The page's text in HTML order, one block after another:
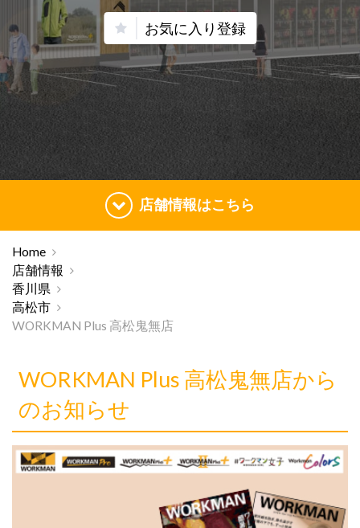
お気に入り登録
店舗情報はこちら
Home
店舗情報
香川県
高松市
WORKMAN Plus 高松鬼無店
WORKMAN Plus 高松鬼無店から
のお知らせ